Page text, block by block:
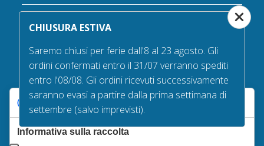
Bandiere in offerta
Bandiere da tavolo
Accessori per bandiere
CHIUSURA ESTIVA
Saremo chiusi per ferie dall'8 al 23 agosto. Gli
ordini confermati entro il 31/07 verranno spediti
entro l'08/08. Gli ordini ricevuti successivamente
saranno evasi a partire dalla prima settimana di
settembre (salvo imprevisti).
Le tue preferenze relative alla privacy
Informativa sulla raccolta